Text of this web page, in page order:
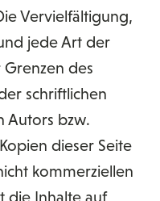
Vervielfältigung,
jede Art der
des
schriftlichen
Autors bzw.
dieser Seite
kommerziellen
die Inhalte auf